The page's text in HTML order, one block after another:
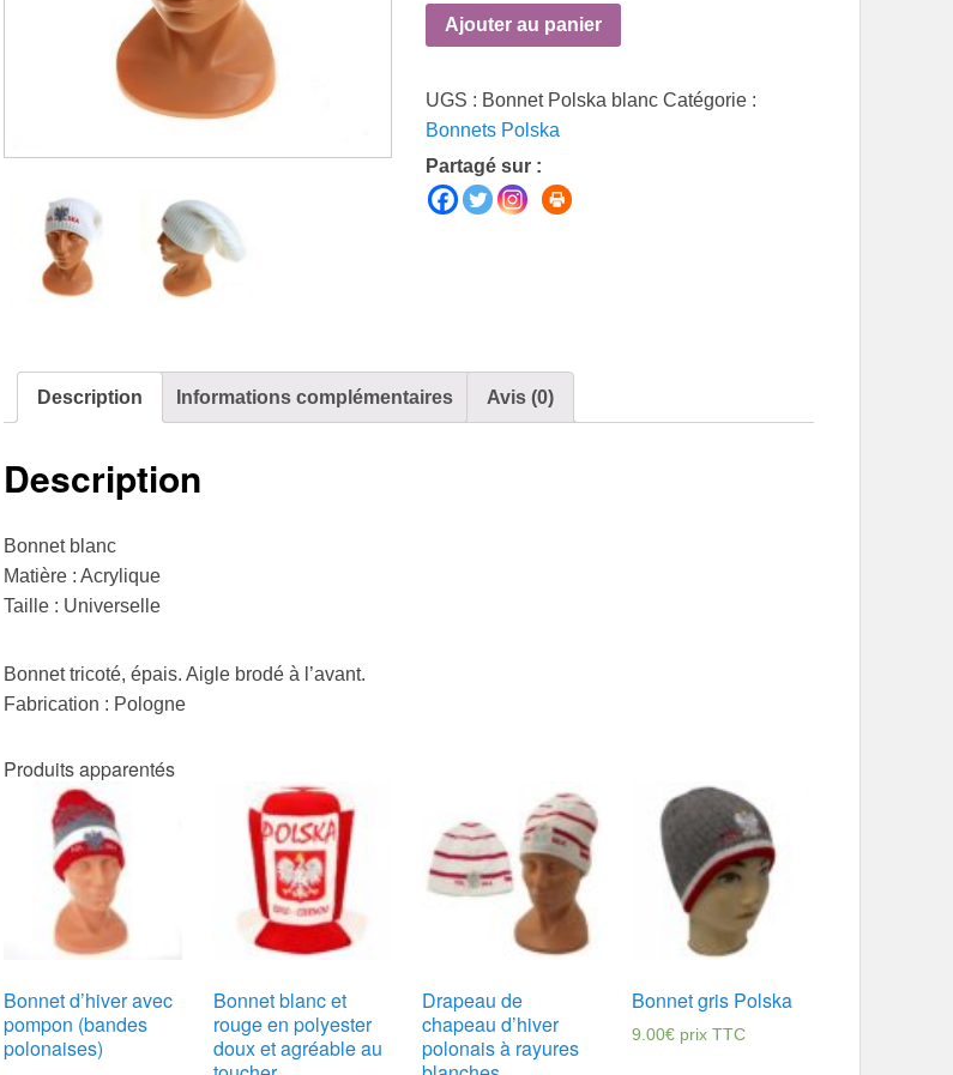
Ajouter au panier
UGS : Bonnet Polska blanc Catégorie :
Bonnets Polska
Partagé sur :
Description Informations complémentaires Avis (0)
Description
Bonnet blanc
Matière : Acrylique
Taille : Universelle
Bonnet tricoté, épais. Aigle brodé à l’avant.
Fabrication : Pologne
Produits apparentés
Bonnet d’hiver avec
pompon (bandes
polonaises)
Bonnet blanc et
rouge en polyester
doux et agréable au
Drapeau de
chapeau d’hiver
polonais à rayures
Bonnet gris Polska
9.00€ prix TTC